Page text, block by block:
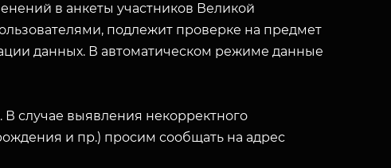
в анкеты участников Великой
подлежит проверке на предмет
данных. В автоматическом режиме данные
случае выявления некорректного
и пр.) просим сообщать на адрес